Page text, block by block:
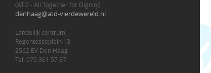
(ATD - All Together for Dignity)
denhaag@atd-vierdewereld.nl
Landelijk centrum
Regentesseplein 13
2562 EV Den Haag
Tel: 070 361 57 87